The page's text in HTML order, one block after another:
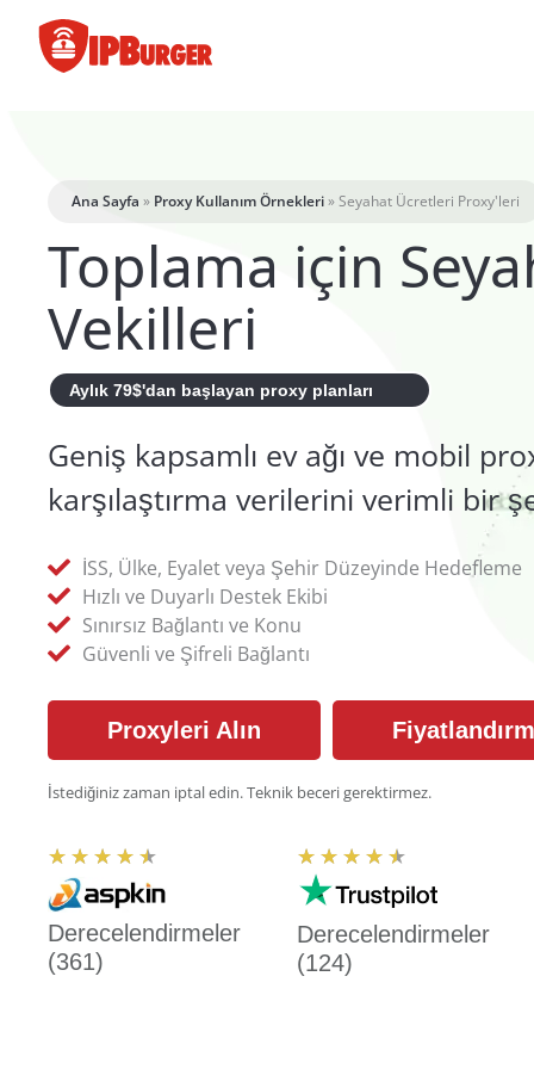
Ana Sayfa » Proxy Kullanım Örnekleri»Seyahat Ücretleri Proxy'leri
Toplama için
Vekilleri
Aylık 79$'dan başlayan proxy planları
Geniş kapsamlı ev ağı ve mobil
karşılaştırma verilerini verimli bir
İSS, Ülke, Eyalet veya Şehir Düzeyinde Hedefleme
Hızlı ve Duyarlı Destek Ekibi
Sınırsız Bağlantı ve Konu
Güvenli ve Şifreli Bağlantı
Proxyleri Alın
İstediğiniz zaman iptal edin. Teknik beceri gerektirmez.
★ ★ ★ ★ ★
ü
e
Derecelendirmeler
(361)
★ ★ ★ ★ ★5
ü
e
Derecelendirmeler
(124)